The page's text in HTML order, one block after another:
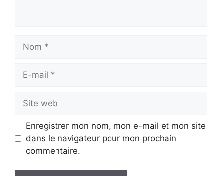
Nom
Site
web
Enregistrer mon nom, mon e-mail et mon site
dans le navigateur pour mon prochain
commentaire.